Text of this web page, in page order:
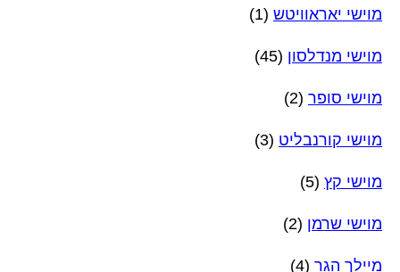
מוישי יאראוויטש (1)
מוישי מנדלסון (45)
מוישי סופר (2)
מוישי קורנבליט (3)
מוישי קץ (5)
מוישי שרמן (2)
מיילך הגר (4)